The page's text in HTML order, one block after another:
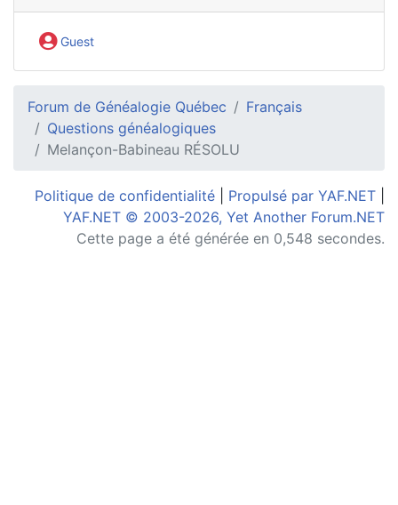
Guest
Forum de Généalogie Québec
Français
Questions généalogiques
Melançon-Babineau RÉSOLU
Politique de confidentialité Propulsé par YAF.NET
YAF.NET © 2003-2026, Yet Another Forum.NET
Cette page a été générée en 0,548 secondes.